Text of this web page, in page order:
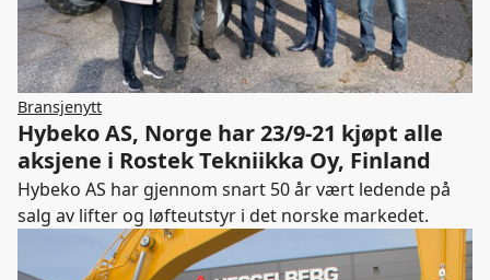
Bransjenytt
Hybeko AS, Norge har 23/9-21 kjøpt alle
aksjene i Rostek Tekniikka Oy, Finland
Hybeko AS har gjennom snart 50 år vært ledende på
salg av lifter og løfteutstyr i det norske markedet.